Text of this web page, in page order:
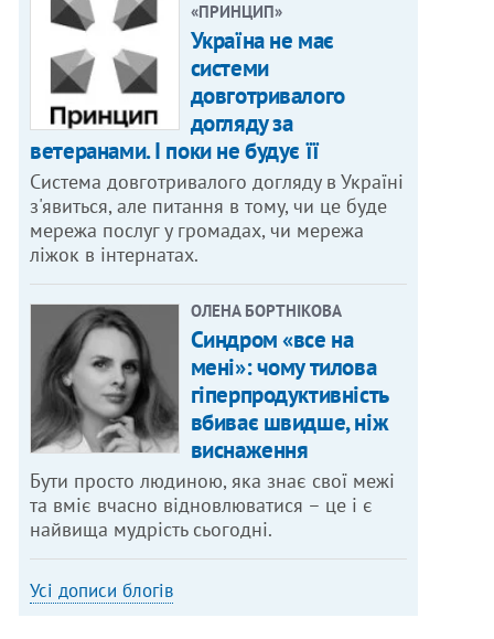
«ПРИНЦИП»
Україна не має
системи
довготривалого
догляду за
ветеранами. І поки не будує її
Система довготривалого догляду в Україні
з'явиться, але питання в тому, чи це буде
мережа послуг у громадах, чи мережа
ліжок в інтернатах.
ОЛЕНА БОРТНІКОВА
Синдром «все на
мені»: чому тилова
гіперпродуктивність
вбиває швидше, ніж
виснаження
Бути просто людиною, яка знає свої межі
та вміє вчасно відновлюватися – це і є
найвища мудрість сьогодні.
Усі дописи блогів